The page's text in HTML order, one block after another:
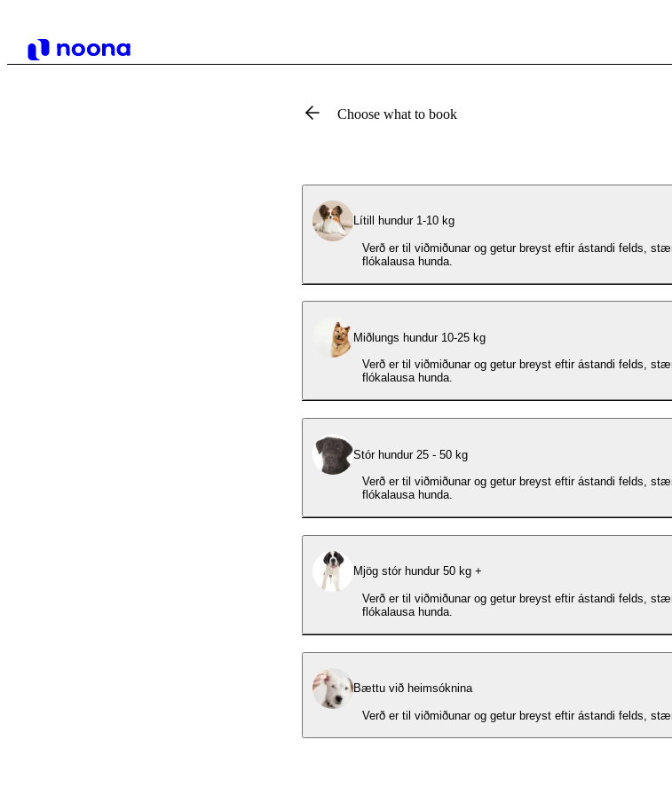
Choose what to book
Lítill hundur 1-10 kg
Verð er til viðmiðunar og getur breyst eftir ástandi felds,
flókalausa hunda.
Miðlungs hundur 10-25 kg
Verð er til viðmiðunar og getur breyst eftir ástandi felds,
flókalausa hunda.
Stór hundur 25 - 50 kg
Verð er til viðmiðunar og getur breyst eftir ástandi felds,
flókalausa hunda.
Mjög stór hundur 50 kg +
Verð er til viðmiðunar og getur breyst eftir ástandi felds,
flókalausa hunda.
Bættu við heimsóknina
Verð er til viðmiðunar og getur breyst eftir ástandi felds,